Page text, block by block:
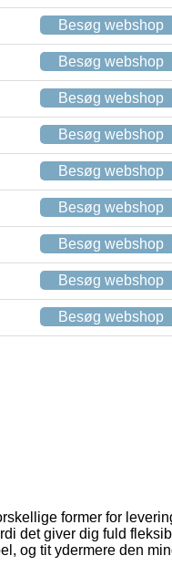
Besøg webshop
Besøg webshop
Besøg webshop
Besøg webshop
Besøg webshop
Besøg webshop
Besøg webshop
Besøg webshop
Besøg webshop
former for
det giver dig fuld
og tit ydermere den